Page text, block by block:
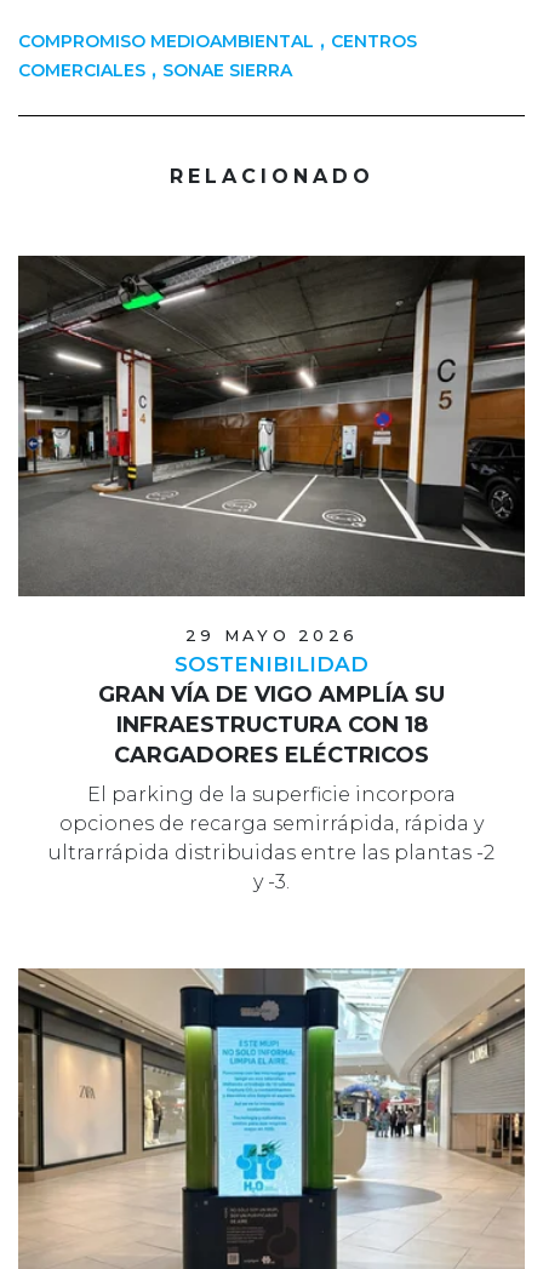
COMPROMISO MEDIOAMBIENTAL , CENTROS
COMERCIALES , SONAE SIERRA
RELACIONADO
29 MAYO 2026
SOSTENIBILIDAD
GRAN VÍA DE VIGO AMPLÍA SU
INFRAESTRUCTURA CON 18
CARGADORES ELÉCTRICOS
El parking de la superficie incorpora
opciones de recarga semirrápida, rápida y
ultrarrápida distribuidas entre las plantas -2
y -3.